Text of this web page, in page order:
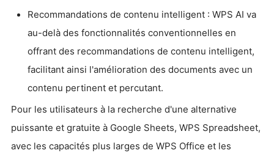
Recommandations de contenu intelligent : WPS AI va
au-delà des fonctionnalités conventionnelles en
offrant des recommandations de contenu intelligent,
facilitant ainsi l'amélioration des documents avec un
contenu pertinent et percutant.
Pour les utilisateurs à la recherche d'une alternative
puissante et gratuite à Google Sheets, WPS Spreadsheet,
avec les capacités plus larges de WPS Office et les